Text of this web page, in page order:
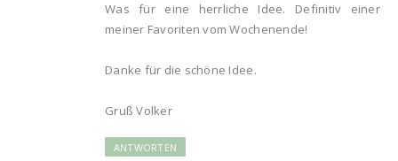
Was für eine herrliche Idee. Definitiv einer
meiner Favoriten vom Wochenende!
Danke für die schöne Idee.
Gruß Volker
ANTWORTEN